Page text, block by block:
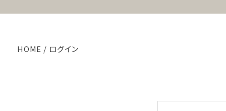
HOME ログイン